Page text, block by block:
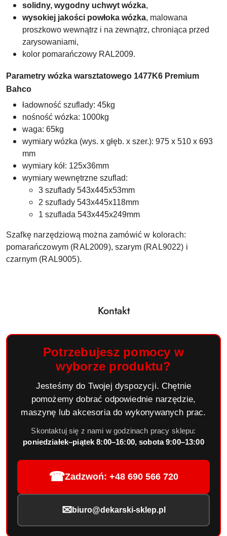
solidny, wygodny uchwyt wózka,
wysokiej jakości powłoka wózka, malowana
proszkowo wewnątrz i na zewnątrz, chroniąca przed
zarysowaniami,
kolor pomarańczowy RAL2009.
Parametry wózka warsztatowego 1477K6 Premium
Bahco
ładowność szuflady: 45kg
nośność wózka: 1000kg
waga: 65kg
wymiary wózka (wys. x głęb. x szer.): 975 x 510 x 693
mm
wymiary kół: 125x36mm
wymiary wewnętrzne szuflad:
3 szuflady 543x445x53mm
2 szuflady 543x445x118mm
1 szuflada 543x445x249mm
Szafkę narzędziową można zamówić w kolorach:
pomarańczowym (RAL2009), szarym (RAL9022) i
czarnym (RAL9005).
Kontakt
Potrzebujesz pomocy w
wyborze produktu?
Jesteśmy do Twojej dyspozycji. Chętnie
pomożemy dobrać odpowiednie narzędzie,
maszynę lub akcesoria do wykonywanych prac.
Skontaktuj się z nami w godzinach pracy sklepu:
poniedziałek–piątek 8:00–16:00, sobota 9:00–13:00
☎Zadzwoń: +48 690 566 720
✉ biuro@dekarski-sklep.pl